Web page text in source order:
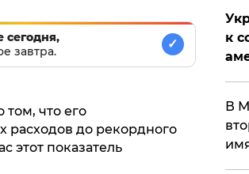
сегодня,
завтра.
✓
что его
расходов до рекордного
этот показатель
к
В